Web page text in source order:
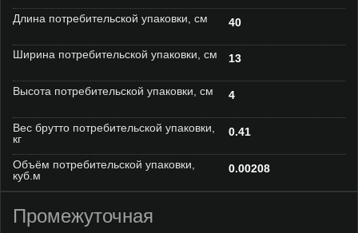
Длина потребительской упаковки, см 40
Ширина потребительской упаковки, см 13
Высота потребительской упаковки, см 4
Вес брутто потребительской упаковки,
кг
0.41
Объём потребительской упаковки,
куб.м
0.00208
Промежуточная